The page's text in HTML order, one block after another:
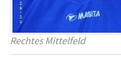
Rechtes Mittelfeld